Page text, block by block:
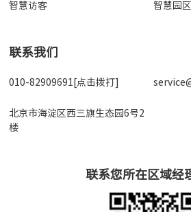
智慧访客 智慧园区
联系我们
010-82909691[点击拨打]
北京市海淀区西三旗生态园6号2
楼
联系您所在区域经